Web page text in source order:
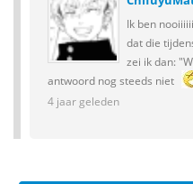
Ik ben
dat die
zei ik dan:
antwoord nog steeds niet
4 jaar geleden